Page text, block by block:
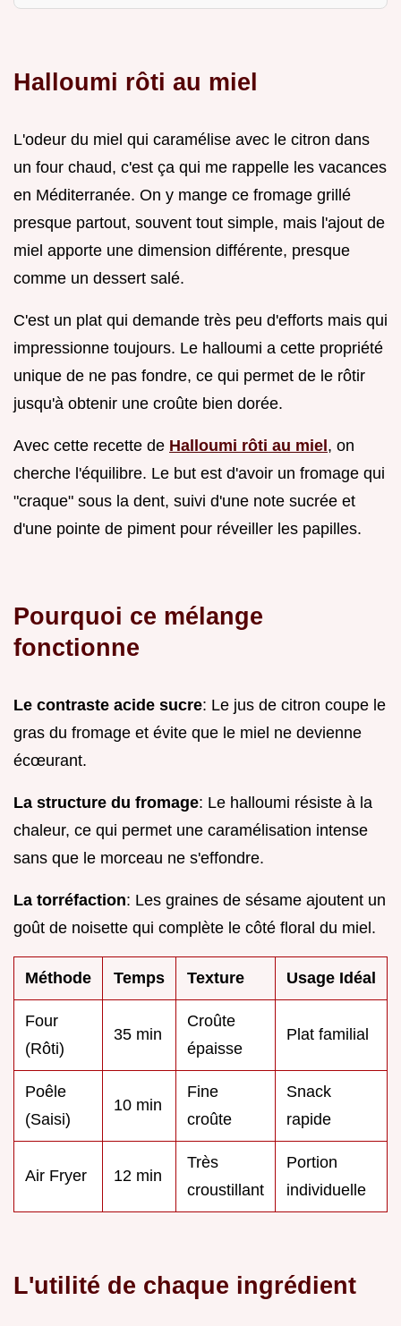
Halloumi rôti au miel
L'odeur du miel qui caramélise avec le citron dans
un four chaud, c'est ça qui me rappelle les vacances
en Méditerranée. On y mange ce fromage grillé
presque partout, souvent tout simple, mais l'ajout de
miel apporte une dimension différente, presque
comme un dessert salé.
C'est un plat qui demande très peu d'efforts mais qui
impressionne toujours. Le halloumi a cette propriété
unique de ne pas fondre, ce qui permet de le rôtir
jusqu'à obtenir une croûte bien dorée.
Avec cette recette de Halloumi rôti au miel, on
cherche l'équilibre. Le but est d'avoir un fromage qui
"craque" sous la dent, suivi d'une note sucrée et
d'une pointe de piment pour réveiller les papilles.
Pourquoi ce mélange
fonctionne
Le contraste acide sucre: Le jus de citron coupe le
gras du fromage et évite que le miel ne devienne
écœurant.
La structure du fromage: Le halloumi résiste à la
chaleur, ce qui permet une caramélisation intense
sans que le morceau ne s'effondre.
La torréfaction: Les graines de sésame ajoutent un
goût de noisette qui complète le côté floral du miel.
Méthode Temps Texture Usage Idéal
Four
(Rôti)
35 min
Croûte
épaisse
Plat familial
Poêle
(Saisi)
10 min
Fine
croûte
Snack
rapide
Air Fryer 12 min
Très
croustillant
Portion
individuelle
L'utilité de chaque ingrédient